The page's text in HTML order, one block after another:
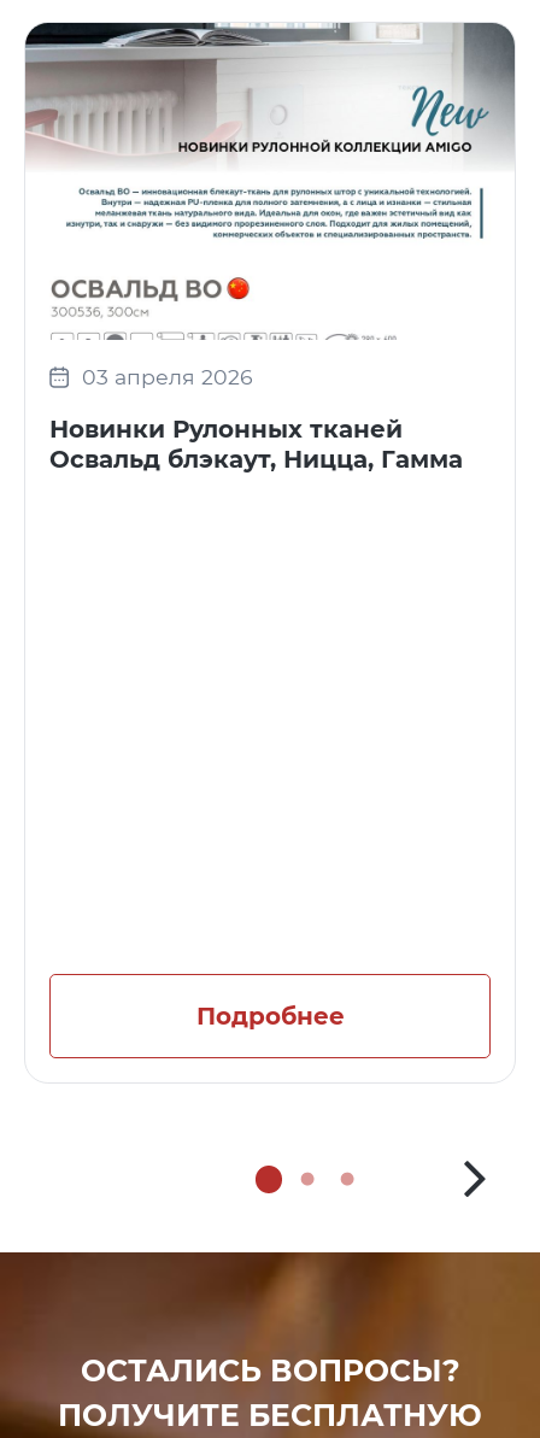
03 апреля 2026
Новинки Рулонных тканей
Освальд блэкаут, Ницца, Гамма
Подробнее
ОСТАЛИСЬ ВОПРОСЫ?
ПОЛУЧИТЕ БЕСПЛАТНУЮ